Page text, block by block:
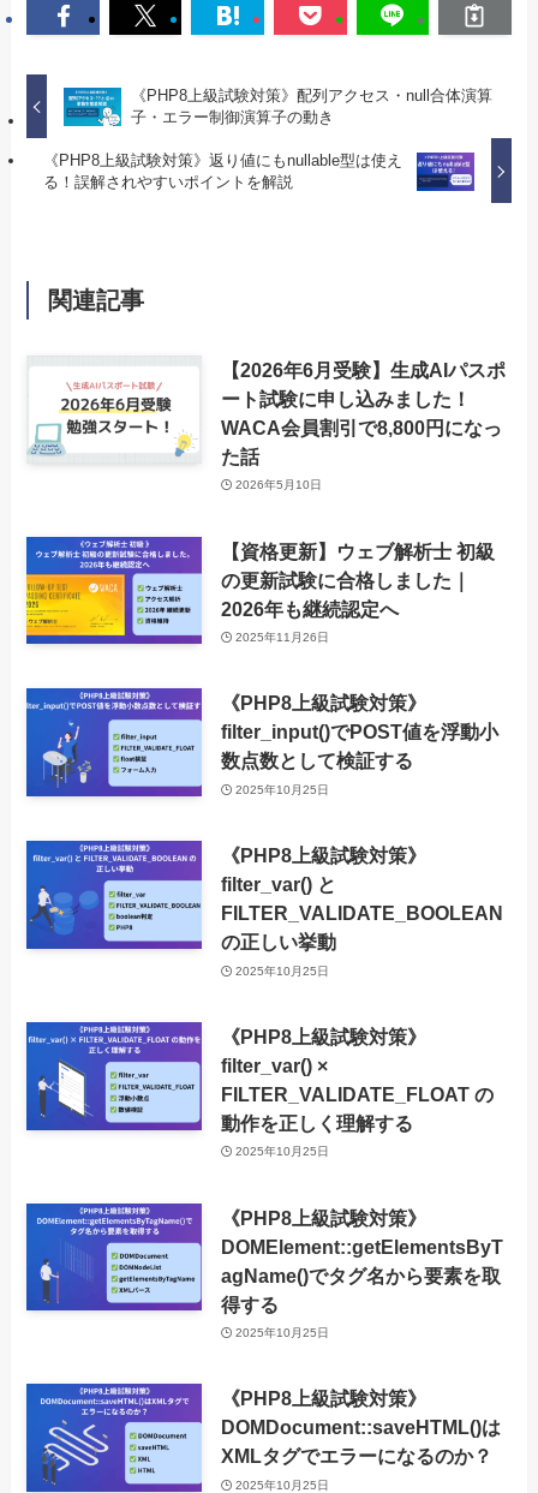
《PHP8上級試験対策》配列アクセス・null合体演算
子・エラー制御演算子の動き
《PHP8上級試験対策》返り値にもnullable型は使え
る！誤解されやすいポイントを解説
関連記事
【2026年6月受験】生成AIパスポ
ート試験に申し込みました！
WACA会員割引で8,800円になっ
た話
2026年5月10日
【資格更新】ウェブ解析士 初級
の更新試験に合格しました｜
2026年も継続認定へ
2025年11月26日
《PHP8上級試験対策》
filter_input()でPOST値を浮動小
数点数として検証する
2025年10月25日
《PHP8上級試験対策》
filter_var() と
FILTER_VALIDATE_BOOLEAN
の正しい挙動
2025年10月25日
《PHP8上級試験対策》
filter_var() ×
FILTER_VALIDATE_FLOAT の
動作を正しく理解する
2025年10月25日
《PHP8上級試験対策》
DOMElement::getElementsByT
agName()でタグ名から要素を取
得する
2025年10月25日
《PHP8上級試験対策》
DOMDocument::saveHTML()は
XMLタグでエラーになるのか？
2025年10月25日